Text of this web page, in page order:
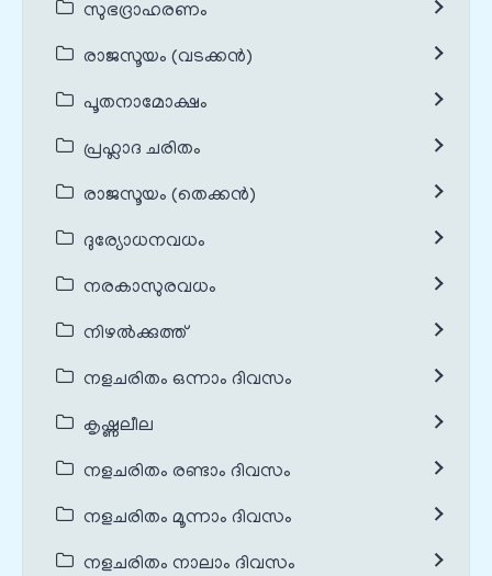
സുഭദ്രാഹരണം
രാജസൂയം (വടക്കൻ)
പൂതനാമോക്ഷം
പ്രഹ്ലാദ ചരിതം
രാജസൂയം (തെക്കൻ)
ദുര്യോധനവധം
നരകാസുരവധം
നിഴൽക്കുത്ത്
നളചരിതം ഒന്നാം ദിവസം
കൃഷ്ണലീല
നളചരിതം രണ്ടാം ദിവസം
നളചരിതം മൂന്നാം ദിവസം
നളചരിതം നാലാം ദിവസം